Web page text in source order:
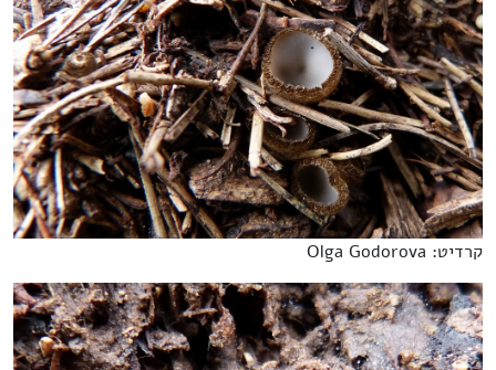
קרדיט: Olga Godorova